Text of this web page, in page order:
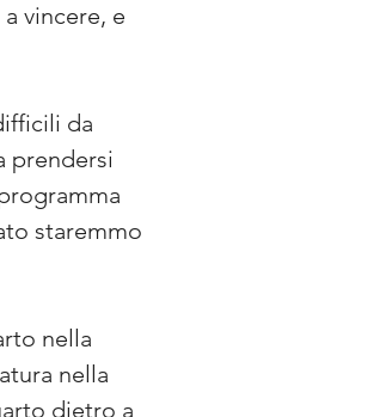
vincere, e
da
prendersi
staremmo
nella
nella
dietro a